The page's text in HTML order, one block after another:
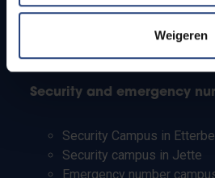
Weigeren
Teachers and secondary
Working students
Security and emergency
Security Campus in
Security campus in Jette
Emergency number